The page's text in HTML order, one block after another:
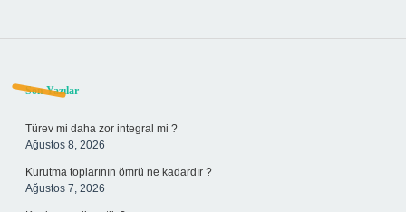
Sidebar
Son Yazılar
Türev mi daha zor integral mi ?
Ağustos 8, 2026
Kurutma toplarının ömrü ne kadardır ?
Ağustos 7, 2026